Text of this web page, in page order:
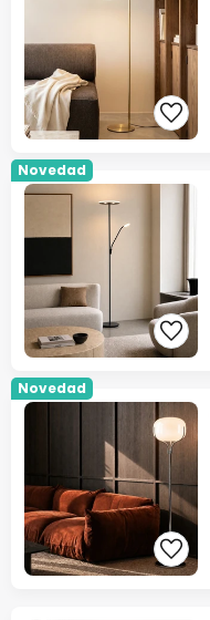
Novedad
Novedad